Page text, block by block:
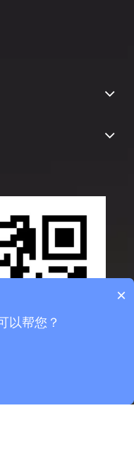
×
以帮您？